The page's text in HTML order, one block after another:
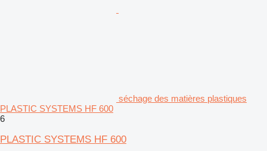
séchage des matières plastiques
PLASTIC SYSTEMS HF 600
6
PLASTIC SYSTEMS HF 600